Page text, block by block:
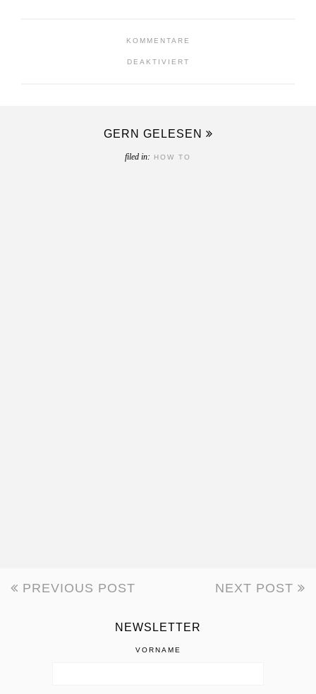
KOMMENTARE
DEAKTIVIERT
GERN GELESEN
filed in: HOW TO
BEITRAGSNAVIGATION
PREVIOUS POST NEXT POST
NEWSLETTER
VORNAME